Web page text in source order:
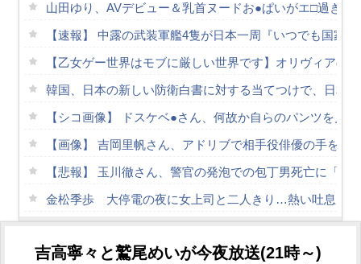
山田ゆり、AVデビュー＆乳首ヌードお●ぱいがエ□過ぎ
【速報】 中露の武装軍艦4隻が日本一周『いつでも国家
【乙女ゲー世界はモブに厳しい世界です】オリヴィアの
韓国、日本の新しい防衛白書に対する当てつけで、日本
【シコ画像】 ドスケベ●さん、何故か自らのパンツを見
【画像】 吉岡里帆さん、アドリブで相手役俳優の手を取
【悲報】 玉川徹さん、警官の発泡での包丁男死亡に
金松季歩 大停電の夜に女上司と二人きり…熱い吐息に
【素人】巨乳美容系美女の夜の営み…なんでもしてくれ
ちとせよしのさん(26)の限界突破のドスケベ尻 part2
吉高寧々と鷲尾めいが今夜放送(21時～)